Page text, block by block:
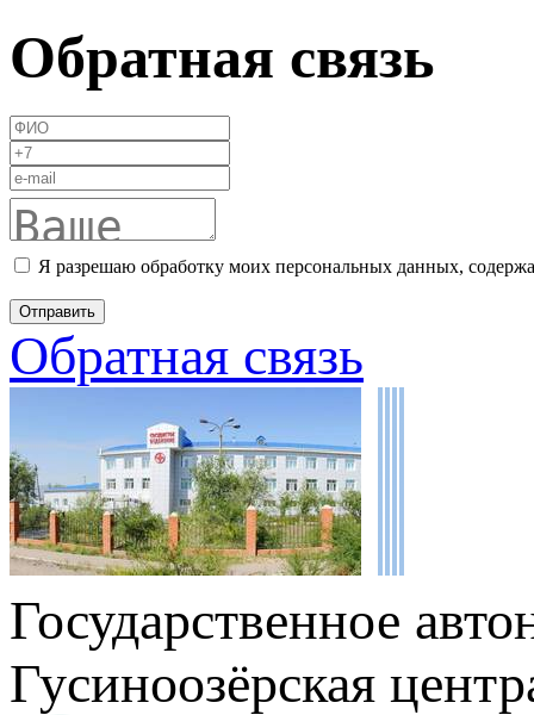
Обратная связь
Я разрешаю обработку моих персональных данных,
Обратная связь
Государственное
Гусиноозёрская